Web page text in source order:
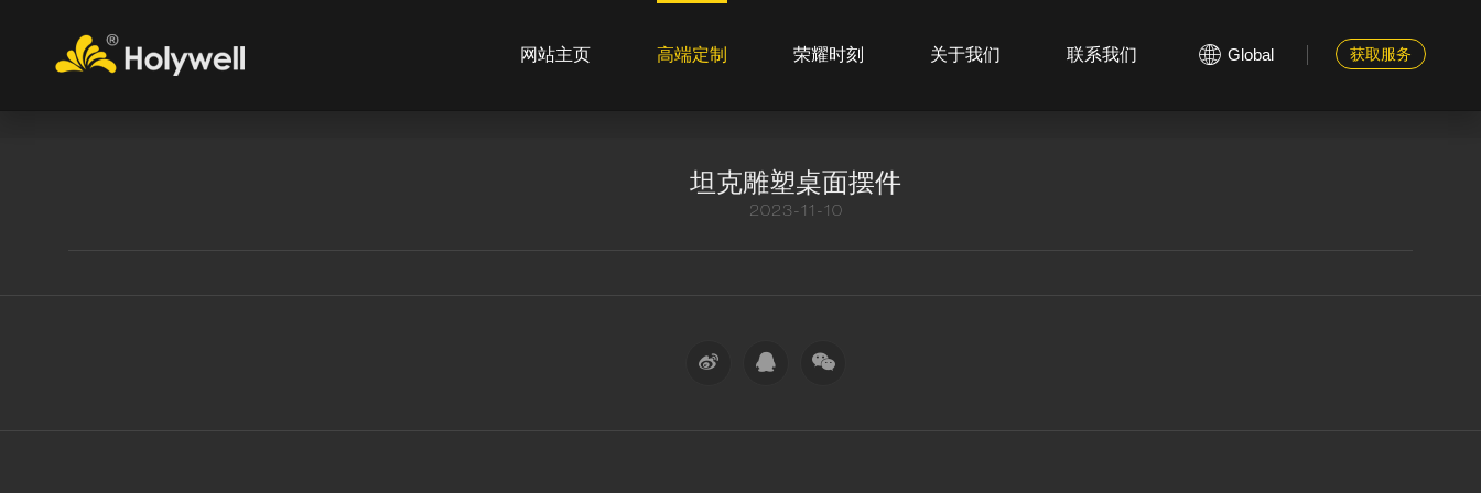
网站主页 高端定制 荣耀时刻 关于我们 联系我们 Global 获取服务
坦克雕塑桌面摆件
2023-11-10